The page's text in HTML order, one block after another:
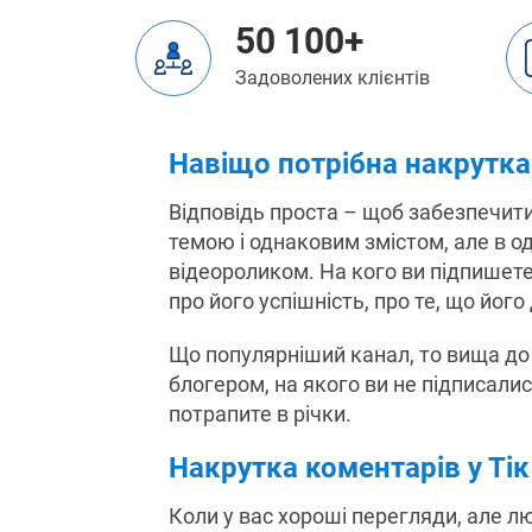
50 100+
Задоволених клієнтів
Навіщо потрібна
Відповідь проста – щоб
темою і однаковим змістом, але в
відеороликом. На кого ви
про його успішність, про те, що
Що популярніший канал, то вища до
блогером, на якого ви не
потрапите в річки.
Накрутка коментарів у
Коли у вас хороші перегляди, але